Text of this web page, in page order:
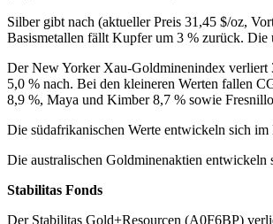
Silber gibt nach (aktueller Preis 31,45 $/oz,
Basismetallen fällt Kupfer um 3 % zurück.
Der New Yorker Xau-Goldminenindex verliert
5,0 % nach. Bei den kleineren Werten fallen
8,9 %, Maya und Kimber 8,7 % sowie
Die südafrikanischen Werte entwickeln sich
Die australischen Goldminenaktien entwickeln
Stabilitas Fonds
Der Stabilitas Gold+Resourcen (A0F6BP)